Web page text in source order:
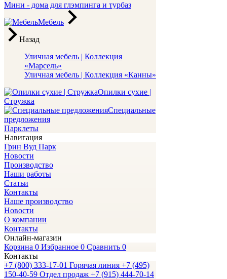
Мини - дома для глэмпинга и турбаз
Мебель
Назад
Уличная мебель | Коллекция
«Марсель»
Уличная мебель | Коллекция «Канны»
Опилки сухие |
Стружка
Специальные
предложения
Парклеты
Навигация
Грин Вуд Парк
Новости
Производство
Наши работы
Статьи
Контакты
Наше производство
Новости
О компании
Контакты
Онлайн-магазин
Корзина 0 Избранное 0 Сравнить 0
Контакты
+7 (800) 333-17-01 Горячая линия +7 (495)
150-40-59 Отдел продаж +7 (915) 444-70-14